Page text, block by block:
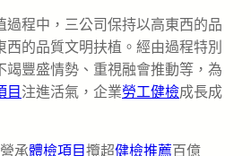
過程中，三公司保持以高東西的品
西的品質文明扶植。經由過程特別
竭豐盛情勢、重視融會推動等，為
目 注進活氣，企業勞工健檢成長成
承體檢項目攬超健檢推薦百億